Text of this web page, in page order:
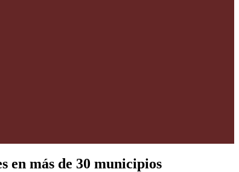
en más de 30 municipios